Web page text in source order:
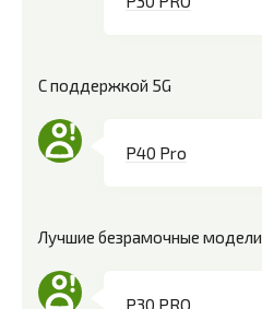
С поддержкой 5G
P40 Pro
Лучшие безрамочные модели
P30 PRO